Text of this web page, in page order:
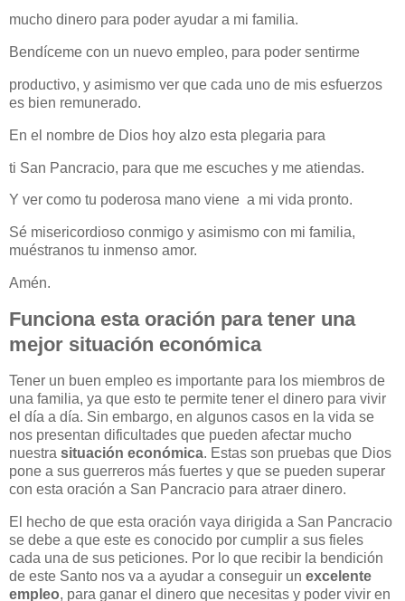
mucho dinero para poder ayudar a mi familia.
Bendíceme con un nuevo empleo, para poder sentirme
productivo, y asimismo ver que cada uno de mis esfuerzos
es bien remunerado.
En el nombre de Dios hoy alzo esta plegaria para
ti San Pancracio, para que me escuches y me atiendas.
Y ver como tu poderosa mano viene a mi vida pronto.
Sé misericordioso conmigo y asimismo con mi familia,
muéstranos tu inmenso amor.
Amén.
Funciona esta oración para tener una
mejor situación económica
Tener un buen empleo es importante para los miembros de
una familia, ya que esto te permite tener el dinero para vivir
el día a día. Sin embargo, en algunos casos en la vida se
nos presentan dificultades que pueden afectar mucho
nuestra situación económica. Estas son pruebas que Dios
pone a sus guerreros más fuertes y que se pueden superar
con esta oración a San Pancracio para atraer dinero.
El hecho de que esta oración vaya dirigida a San Pancracio
se debe a que este es conocido por cumplir a sus fieles
cada una de sus peticiones. Por lo que recibir la bendición
de este Santo nos va a ayudar a conseguir un excelente
empleo, para ganar el dinero que necesitas y poder vivir en